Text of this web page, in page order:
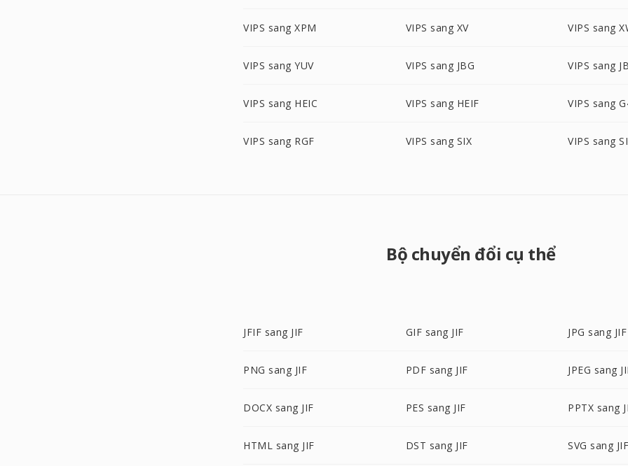
VIPS sang XPM VIPS sang XV VIPS sang
VIPS sang YUV VIPS sang JBG VIPS sang
VIPS sang HEIC VIPS sang HEIF VIPS sang
VIPS sang RGF VIPS sang SIX VIPS sang
Bộ chuyển đổi cụ thể
JFIF sang JIF GIF sang JIF JPG sang JIF
PNG sang JIF PDF sang JIF JPEG sang
DOCX sang JIF PES sang JIF PPTX sang
HTML sang JIF DST sang JIF SVG sang JIF